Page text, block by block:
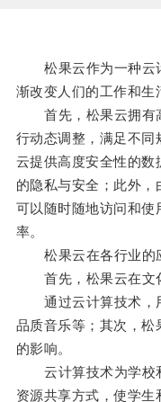
松果云作为一种云
渐改变人们的工作和生
首先，松果云拥有
行动态调整，满足不同
云提供高度安全性的数
的隐私与安全；此外
可以随时随地访问和使
率。
松果云在各行业的
首先，松果云在文化
通过云计算技术，
品质音乐等；其次，松
的影响。
云计算技术为学校
资源共享方式，使学